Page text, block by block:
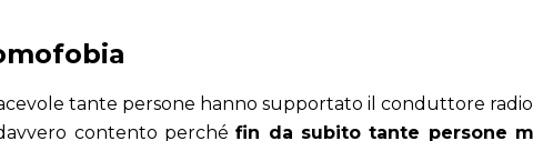
tante persone hanno supportato il conduttore
davvero contento perchéfin da subito tante persone